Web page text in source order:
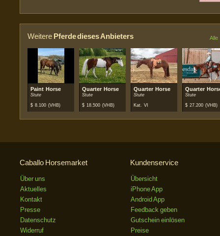
Weitere Pferde dieses Anbieters Alle
Paint Horse
Stute
$ 8.100 (VHB)
Quarter Horse
Stute
$ 18.500 (VHB)
Quarter Horse
Stute
Kat. VI
Quarter
Stute
$ 27.200 (VHB)
Caballo Horsemarket
Über uns
Aktuelles
Kontakt
Presse
Datenschutz
Widerruf
Kundenservice
Übersicht
iPhone App
Android App
Feedback geben
Gutschein einlösen
Preise